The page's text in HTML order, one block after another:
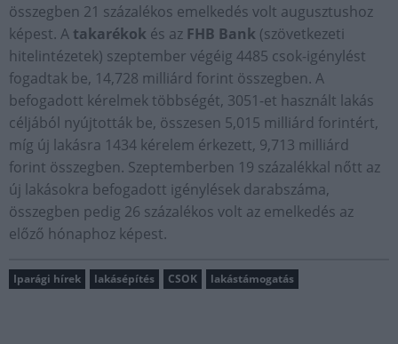
összegben 21 százalékos emelkedés volt augusztushoz
képest. A takarékok és az FHB Bank (szövetkezeti
hitelintézetek) szeptember végéig 4485 csok-igénylést
fogadtak be, 14,728 milliárd forint összegben. A
befogadott kérelmek többségét, 3051-et használt lakás
céljából nyújtották be, összesen 5,015 milliárd forintért,
míg új lakásra 1434 kérelem érkezett, 9,713 milliárd
forint összegben. Szeptemberben 19 százalékkal nőtt az
új lakásokra befogadott igénylések darabszáma,
összegben pedig 26 százalékos volt az emelkedés az
előző hónaphoz képest.
Iparági hírek lakásépítés CSOK lakástámogatás